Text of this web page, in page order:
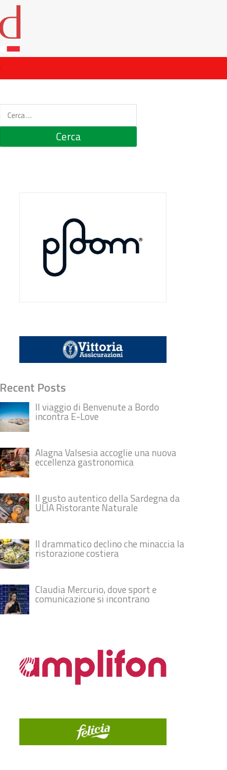
Recent Posts
Il viaggio di Benvenute a Bordo
incontra E-Love
Alagna Valsesia accoglie una nuova
eccellenza gastronomica
Il gusto autentico della Sardegna da
ULÌA Ristorante Naturale
Il drammatico declino che minaccia la
ristorazione costiera
Claudia Mercurio, dove sport e
comunicazione si incontrano